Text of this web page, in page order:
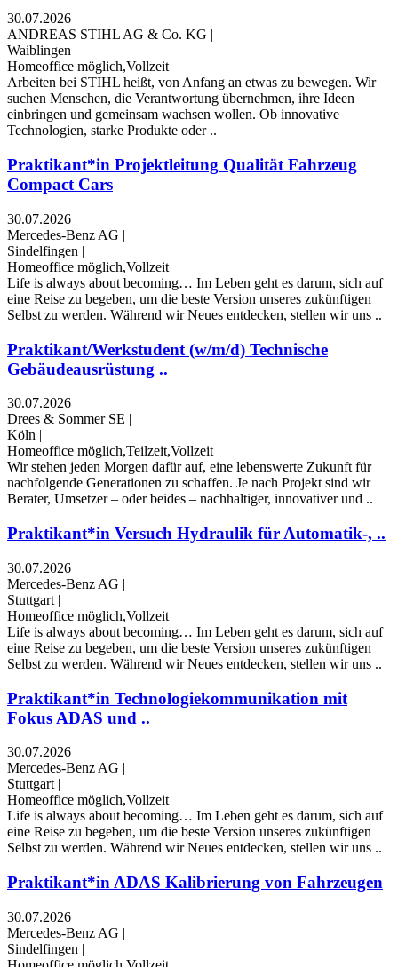
30.07.2026
ANDREAS STIHL AG & Co. KG
Waiblingen
Homeoffice möglich,Vollzeit
Arbeiten bei STIHL heißt, von Anfang an etwas zu bewegen. Wir
suchen Menschen, die Verantwortung übernehmen, ihre Ideen
einbringen und gemeinsam wachsen wollen. Ob innovative
Technologien, starke Produkte oder ..
Praktikant*in Projektleitung Qualität Fahrzeug
Compact Cars
30.07.2026 |
Mercedes-Benz AG |
Sindelfingen |
Homeoffice möglich,Vollzeit
Life is always about becoming… Im Leben geht es darum, sich auf
eine Reise zu begeben, um die beste Version unseres zukünftigen
Selbst zu werden. Während wir Neues entdecken, stellen wir uns ..
Praktikant/Werkstudent (w/m/d) Technische
Gebäudeausrüstung ..
30.07.2026 |
Drees & Sommer SE |
Köln |
Homeoffice möglich,Teilzeit,Vollzeit
Wir stehen jeden Morgen dafür auf, eine lebenswerte Zukunft für
nachfolgende Generationen zu schaffen. Je nach Projekt sind wir
Berater, Umsetzer – oder beides – nachhaltiger, innovativer und ..
Praktikant*in Versuch Hydraulik für Automatik-, ..
30.07.2026 |
Mercedes-Benz AG |
Stuttgart |
Homeoffice möglich,Vollzeit
Life is always about becoming… Im Leben geht es darum, sich auf
eine Reise zu begeben, um die beste Version unseres zukünftigen
Selbst zu werden. Während wir Neues entdecken, stellen wir uns ..
Praktikant*in Technologiekommunikation mit
Fokus ADAS und ..
30.07.2026 |
Mercedes-Benz AG |
Stuttgart |
Homeoffice möglich,Vollzeit
Life is always about becoming… Im Leben geht es darum, sich auf
eine Reise zu begeben, um die beste Version unseres zukünftigen
Selbst zu werden. Während wir Neues entdecken, stellen wir uns ..
Praktikant*in ADAS Kalibrierung von Fahrzeugen
30.07.2026 |
Mercedes-Benz AG |
Sindelfingen |